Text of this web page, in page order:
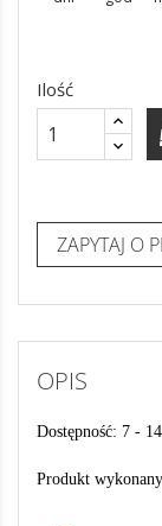
OPIS
Dostępność: 7 -
Produkt
Ilość
ZAPYTAJ O